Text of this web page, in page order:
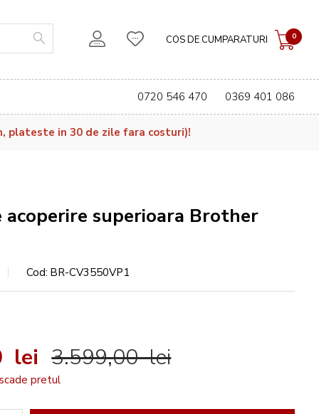
COS DE CUMPARATURI 0
0720 546 470 0369 401 086
plateste in 30 de zile fara costuri)!
acoperire superioara Brother
Cod BR-CV3550VP1
lei 3.599,00 lei
pretul